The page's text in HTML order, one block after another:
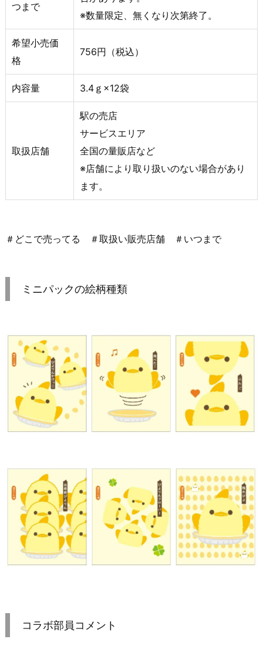
つまで
※数量限定、無くなり次第終了。
希望小売価
格
756円（税込）
内容量 3.4ｇ×12袋
取扱店舗
駅の売店
サービスエリア
全国の量販店など
※店舗により取り扱いのない場合があり
ます。
＃どこで売ってる ＃取扱い販売店舗 ＃いつまで
ミニパックの絵柄種類
コラボ部員コメント